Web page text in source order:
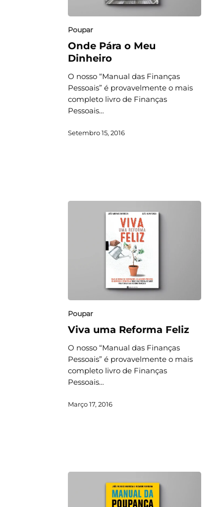
Poupar
Onde Pára o Meu
Dinheiro
O nosso “Manual das Finanças
Pessoais” é provavelmente o mais
completo livro de Finanças
Pessoais…
Setembro 15, 2016
Poupar
Viva uma Reforma Feliz
O nosso “Manual das Finanças
Pessoais” é provavelmente o mais
completo livro de Finanças
Pessoais…
Março 17, 2016